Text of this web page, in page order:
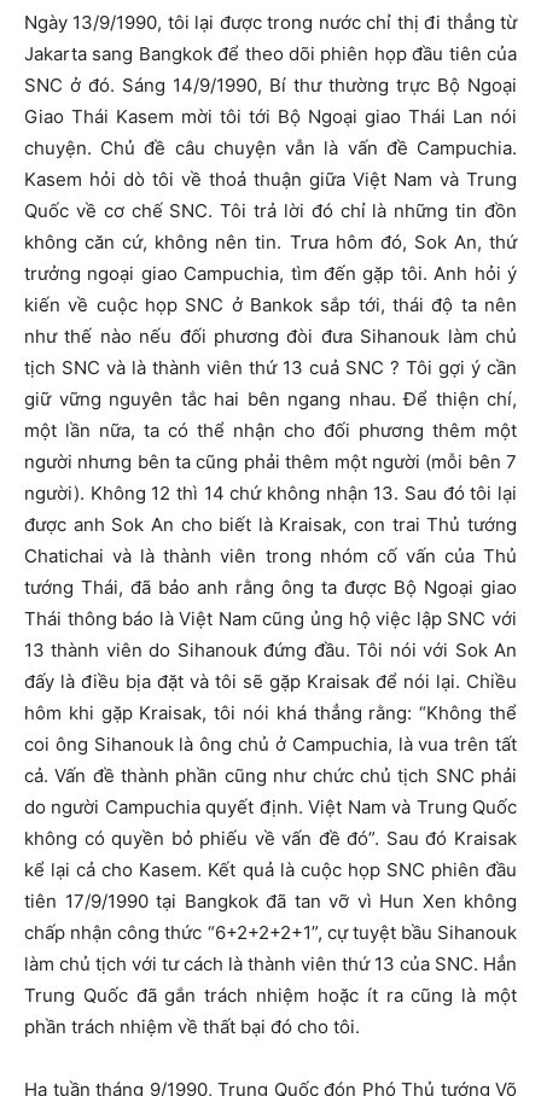
Ngày 13/9/1990, tôi lại được trong nước chỉ thị đi thẳng từ
Jakarta sang Bangkok để theo dõi phiên họp đầu tiên của
SNC ở đó. Sáng 14/9/1990, Bí thư thường trực Bộ Ngoại
Giao Thái Kasem mời tôi tới Bộ Ngoại giao Thái Lan nói
chuyện. Chủ đề câu chuyện vẫn là vấn đề Campuchia.
Kasem hỏi dò tôi về thoả thuận giữa Việt Nam và Trung
Quốc về cơ chế SNC. Tôi trả lời đó chỉ là những tin đồn
không căn cứ, không nên tin. Trưa hôm đó, Sok An, thứ
trưởng ngoại giao Campuchia, tìm đến gặp tôi. Anh hỏi ý
kiến về cuộc họp SNC ở Bankok sắp tới, thái độ ta nên
như thế nào nếu đối phương đòi đưa Sihanouk làm chủ
tịch SNC và là thành viên thứ 13 cuả SNC ? Tôi gợi ý cần
giữ vững nguyên tắc hai bên ngang nhau. Để thiện chí,
một lần nữa, ta có thể nhận cho đối phương thêm một
người nhưng bên ta cũng phải thêm một người (mỗi bên 7
người). Không 12 thì 14 chứ không nhận 13. Sau đó tôi lại
được anh Sok An cho biết là Kraisak, con trai Thủ tướng
Chatichai và là thành viên trong nhóm cố vấn của Thủ
tướng Thái, đã bảo anh rằng ông ta được Bộ Ngoại giao
Thái thông báo là Việt Nam cũng ủng hộ việc lập SNC với
13 thành viên do Sihanouk đứng đầu. Tôi nói với Sok An
đấy là điều bịa đặt và tôi sẽ gặp Kraisak để nói lại. Chiều
hôm khi gặp Kraisak, tôi nói khá thẳng rằng: “Không thể
coi ông Sihanouk là ông chủ ở Campuchia, là vua trên tất
cả. Vấn đề thành phần cũng như chức chủ tịch SNC phải
do người Campuchia quyết định. Việt Nam và Trung Quốc
không có quyền bỏ phiếu về vấn đề đó”. Sau đó Kraisak
kể lại cả cho Kasem. Kết quả là cuộc họp SNC phiên đầu
tiên 17/9/1990 tại Bangkok đã tan vỡ vì Hun Xen không
chấp nhận công thức “6+2+2+2+1”, cự tuyệt bầu Sihanouk
làm chủ tịch với tư cách là thành viên thứ 13 của SNC. Hẳn
Trung Quốc đã gắn trách nhiệm hoặc ít ra cũng là một
phần trách nhiệm về thất bại đó cho tôi.
Hạ tuần tháng 9/1990, Trung Quốc đón Phó Thủ tướng Võ